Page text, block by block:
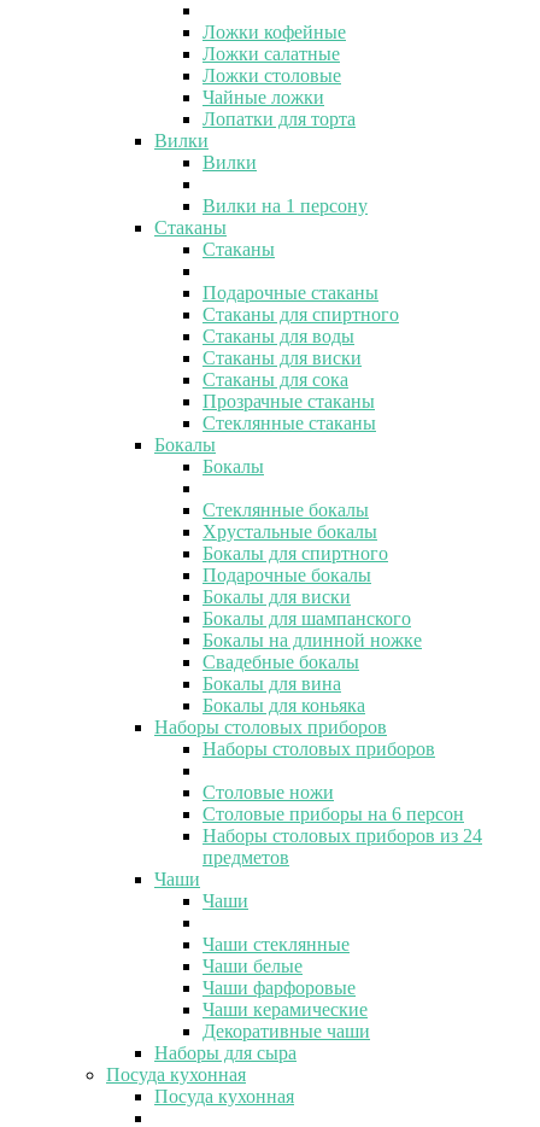
Ложки кофейные
Ложки салатные
Ложки столовые
Чайные ложки
Лопатки для торта
Вилки
Вилки
Вилки на 1 персону
Стаканы
Стаканы
Подарочные стаканы
Стаканы для спиртного
Стаканы для воды
Стаканы для виски
Стаканы для сока
Прозрачные стаканы
Стеклянные стаканы
Бокалы
Бокалы
Стеклянные бокалы
Хрустальные бокалы
Бокалы для спиртного
Подарочные бокалы
Бокалы для виски
Бокалы для шампанского
Бокалы на длинной ножке
Свадебные бокалы
Бокалы для вина
Бокалы для коньяка
Наборы столовых приборов
Наборы столовых приборов
Столовые ножи
Столовые приборы на 6 персон
Наборы столовых приборов из 24
предметов
Чаши
Чаши
Чаши стеклянные
Чаши белые
Чаши фарфоровые
Чаши керамические
Декоративные чаши
Наборы для сыра
Посуда кухонная
Посуда кухонная